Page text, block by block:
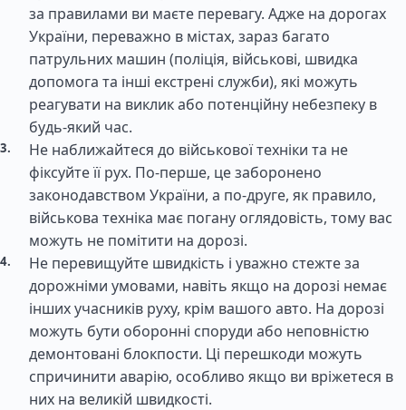
за правилами ви маєте перевагу. Адже на дорогах
України, переважно в містах, зараз багато
патрульних машин (поліція, військові, швидка
допомога та інші екстрені служби), які можуть
реагувати на виклик або потенційну небезпеку в
будь-який час.
Не наближайтеся до військової техніки та не
фіксуйте її рух. По-перше, це заборонено
законодавством України, а по-друге, як правило,
військова техніка має погану оглядовість, тому вас
можуть не помітити на дорозі.
Не перевищуйте швидкість і уважно стежте за
дорожніми умовами, навіть якщо на дорозі немає
інших учасників руху, крім вашого авто. На дорозі
можуть бути оборонні споруди або неповністю
демонтовані блокпости. Ці перешкоди можуть
спричинити аварію, особливо якщо ви вріжетеся в
них на великій швидкості.